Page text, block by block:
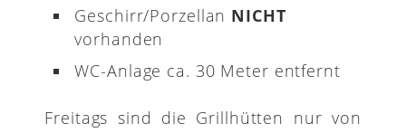
Geschirr/Porzellan NICHT
vorhanden
WC-Anlage ca. 30 Meter entfernt
Freitags sind die Grillhütten nur von